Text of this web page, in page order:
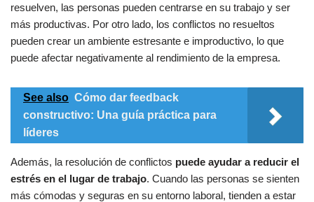
resuelven, las personas pueden centrarse en su trabajo y ser
más productivas. Por otro lado, los conflictos no resueltos
pueden crear un ambiente estresante e improductivo, lo que
puede afectar negativamente al rendimiento de la empresa.
See also Cómo dar feedback
constructivo: Una guía práctica para
líderes
Además, la resolución de conflictos puede ayudar a reducir el
estrés en el lugar de trabajo. Cuando las personas se sienten
más cómodas y seguras en su entorno laboral, tienden a estar